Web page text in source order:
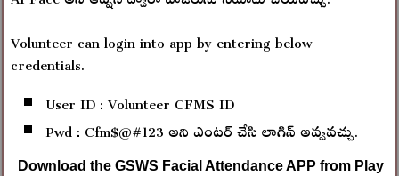
Volunteer can login into app by entering below
credentials.
User ID : Volunteer CFMS ID
Pwd : Cfm$@#123 అని ఎంటర్ చేసి లాగిన్ అవ్వవచ్చు.
Download the GSWS Facial Attendance APP from Play